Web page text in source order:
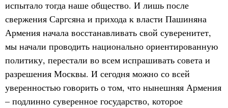
испытало тогда наше общество. И лишь после
свержения Саргсяна и прихода к власти Пашиняна
Армения начала восстанавливать свой суверенитет,
мы начали проводить национально ориентированную
политику, перестали во всем испрашивать совета и
разрешения Москвы. И сегодня можно со всей
уверенностью говорить о том, что нынешняя Армения
– подлинно суверенное государство, которое